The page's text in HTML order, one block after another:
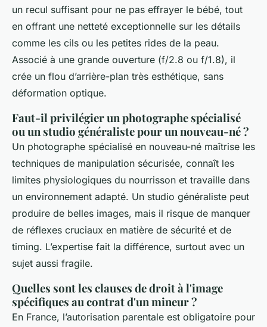
un recul suffisant pour ne pas effrayer le bébé, tout
en offrant une netteté exceptionnelle sur les détails
comme les cils ou les petites rides de la peau.
Associé à une grande ouverture (f/2.8 ou f/1.8), il
crée un flou d’arrière-plan très esthétique, sans
déformation optique.
Faut-il privilégier un photographe spécialisé
ou un studio généraliste pour un nouveau-né ?
Un photographe spécialisé en nouveau-né maîtrise les
techniques de manipulation sécurisée, connaît les
limites physiologiques du nourrisson et travaille dans
un environnement adapté. Un studio généraliste peut
produire de belles images, mais il risque de manquer
de réflexes cruciaux en matière de sécurité et de
timing. L’expertise fait la différence, surtout avec un
sujet aussi fragile.
Quelles sont les clauses de droit à l'image
spécifiques au contrat d'un mineur ?
En France, l’autorisation parentale est obligatoire pour